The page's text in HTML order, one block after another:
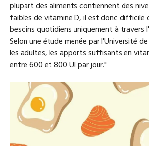
plupart des aliments contiennent des
faibles de vitamine D, il est donc difficile
besoins quotidiens uniquement à travers
Selon une étude menée par l'Université
les adultes, les apports suffisants en
entre 600 et 800 UI par jour."